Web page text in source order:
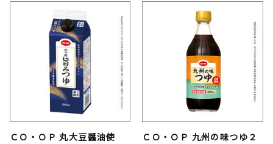
ＣＯ・ＯＰ 丸大豆醤油使
ＣＯ・ＯＰ 九州の味つゆ２